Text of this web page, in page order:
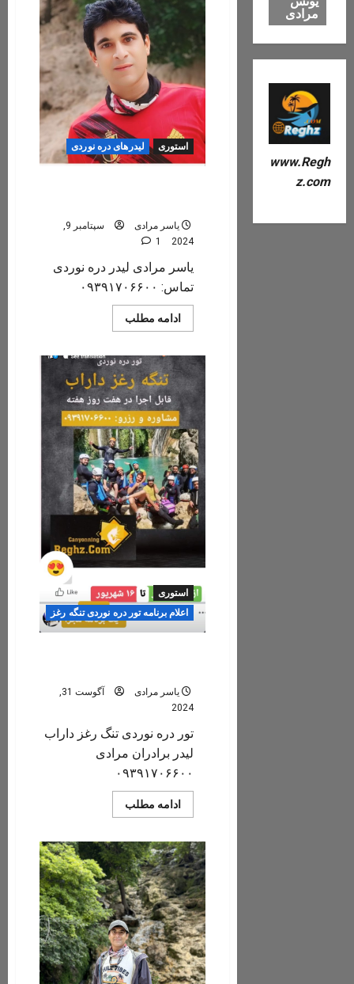
فروردین
۱۴۰۴
استوری لیدرهای دره نوردی
یاسر مرادی
سپتامبر 9,
2024
1
یاسر مرادی لیدر دره نوردی
تماس: ۰۹۳۹۱۷۰۶۶۰۰
ادامه مطلب
more
مرادی
لیدر
فنی
و
راهنمای
محلی
تنگ
رغز
استوری
اعلام برنامه تور دره نوردی تنگه رغز
یاسر مرادی
آگوست 31,
2024
تور دره نوردی تنگ رغز داراب
لیدر برادران مرادی
۰۹۳۹۱۷۰۶۶۰۰
ادامه مطلب
more
دره
نوردی
تنگ
رغز
داراب/
دوشنبه
۱۲
شهریور
۱۴۰۳
مرادی
www.Regh
z.com